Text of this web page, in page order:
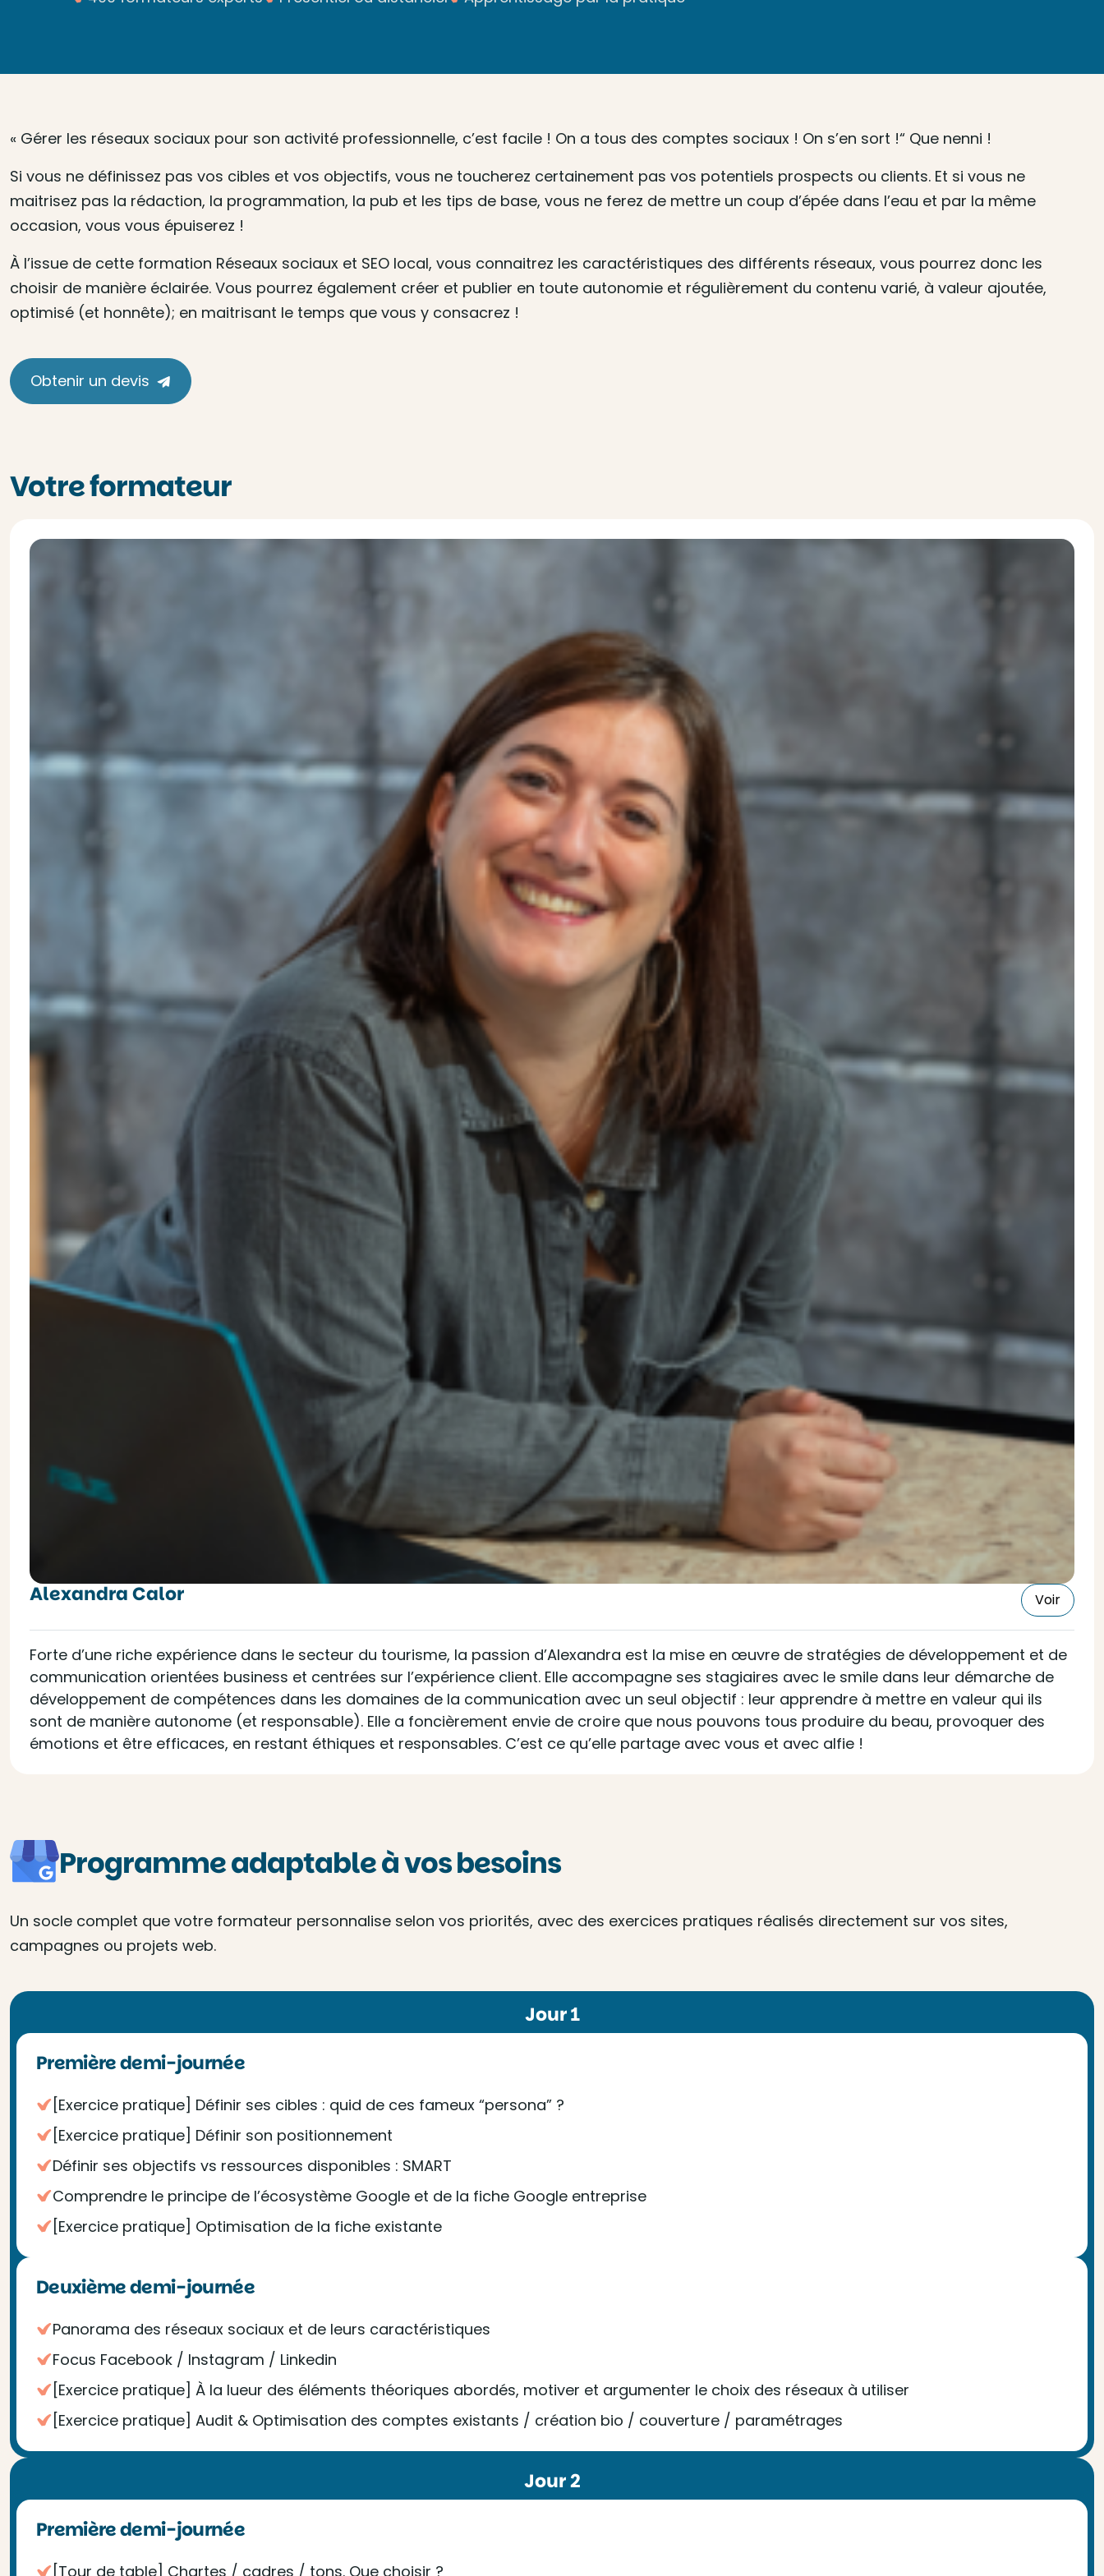
« Gérer les réseaux sociaux pour son activité professionnelle, c’est facile ! On a tous des comptes sociaux ! On s’en sort !“ Que nenni !
Si vous ne définissez pas vos cibles et vos objectifs, vous ne toucherez certainement pas vos potentiels prospects ou clients. Et si vous ne
maitrisez pas la rédaction, la programmation, la pub et les tips de base, vous ne ferez de mettre un coup d’épée dans l’eau et par la même
occasion, vous vous épuiserez !
À l’issue de cette formation Réseaux sociaux et SEO local, vous connaitrez les caractéristiques des différents réseaux, vous pourrez donc les
choisir de manière éclairée. Vous pourrez également créer et publier en toute autonomie et régulièrement du contenu varié, à valeur ajoutée,
optimisé (et honnête); en maitrisant le temps que vous y consacrez !
Obtenir un devis
Votre formateur
Alexandra Calor Voir
Forte d’une riche expérience dans le secteur du tourisme, la passion d’Alexandra est la mise en œuvre de stratégies de développement et de
communication orientées business et centrées sur l’expérience client. Elle accompagne ses stagiaires avec le smile dans leur démarche de
développement de compétences dans les domaines de la communication avec un seul objectif : leur apprendre à mettre en valeur qui ils
sont de manière autonome (et responsable). Elle a foncièrement envie de croire que nous pouvons tous produire du beau, provoquer des
émotions et être efficaces, en restant éthiques et responsables. C’est ce qu’elle partage avec vous et avec alfie !
Programme adaptable à vos besoins
Un socle complet que votre formateur personnalise selon vos priorités, avec des exercices pratiques réalisés directement sur vos sites,
campagnes ou projets web.
Jour 1
Première demi-journée
[Exercice pratique] Définir ses cibles : quid de ces fameux “persona” ?
[Exercice pratique] Définir son positionnement
Définir ses objectifs vs ressources disponibles : SMART
Comprendre le principe de l’écosystème Google et de la fiche Google entreprise
[Exercice pratique] Optimisation de la fiche existante
Deuxième demi-journée
Panorama des réseaux sociaux et de leurs caractéristiques
Focus Facebook / Instagram / Linkedin
[Exercice pratique] À la lueur des éléments théoriques abordés, motiver et argumenter le choix des réseaux à utiliser
[Exercice pratique] Audit & Optimisation des comptes existants / création bio / couverture / paramétrages
Jour 2
Première demi-journée
[Tour de table] Chartes / cadres / tons. Que choisir ?